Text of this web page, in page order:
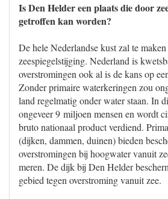
Is Den Helder een plaats die door
getroffen kan worden?
De hele Nederlandse kust zal te
zeespiegelstijging. Nederland is
overstromingen ook al is de kans op
Zonder primaire waterkeringen zou
land regelmatig onder water staan. In
ongeveer 9 miljoen mensen en wordt
bruto nationaal product verdiend.
(dijken, dammen, duinen) bieden
overstromingen bij hoogwater vanuit
meren. De dijk bij Den Helder
gebied tegen overstroming vanuit zee.